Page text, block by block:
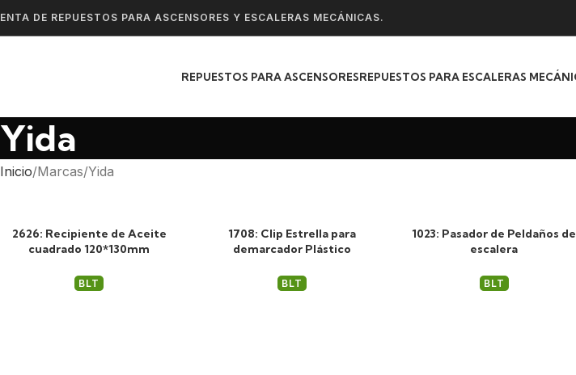
DE REPUESTOS PARA ASCENSORES Y ESCALERAS MECÁNICAS.
REPUESTOS PARA ASCENSORESREPUESTOS PARA ESCALERAS
Yida
Inicio Marcas Yida
2626: Recipiente de Aceite
cuadrado 120*130mm
BLT
1708: Clip Estrella para
demarcador Plástico
BLT
1023: Pasador de Peldaños de
escalera
BLT